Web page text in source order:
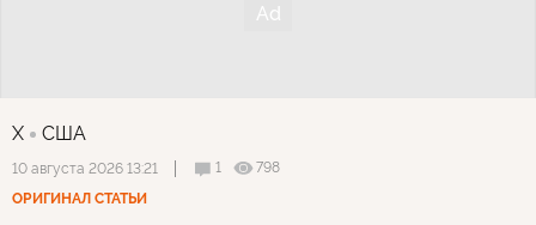
X США
10 августа 2026 13:21 1
798
ОРИГИНАЛ СТАТЬИ